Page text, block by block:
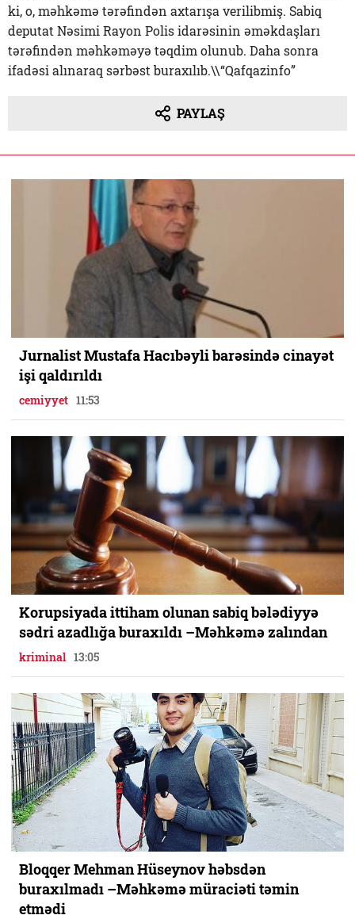
ki, o, məhkəmə tərəfindən axtarışa verilibmiş. Sabiq
deputat Nəsimi Rayon Polis idarəsinin əməkdaşları
tərəfindən məhkəməyə təqdim olunub. Daha sonra
ifadəsi alınaraq sərbəst buraxılıb.\\“Qafqazinfo”
PAYLAŞ
Jurnalist Mustafa Hacıbəyli barəsində cinayət
işi qaldırıldı
cemiyyet 11:53
Korupsiyada ittiham olunan sabiq bələdiyyə
sədri azadlığa buraxıldı –Məhkəmə zalından
kriminal 13:05
Bloqqer Mehman Hüseynov həbsdən
buraxılmadı –Məhkəmə müraciəti təmin
etmədi